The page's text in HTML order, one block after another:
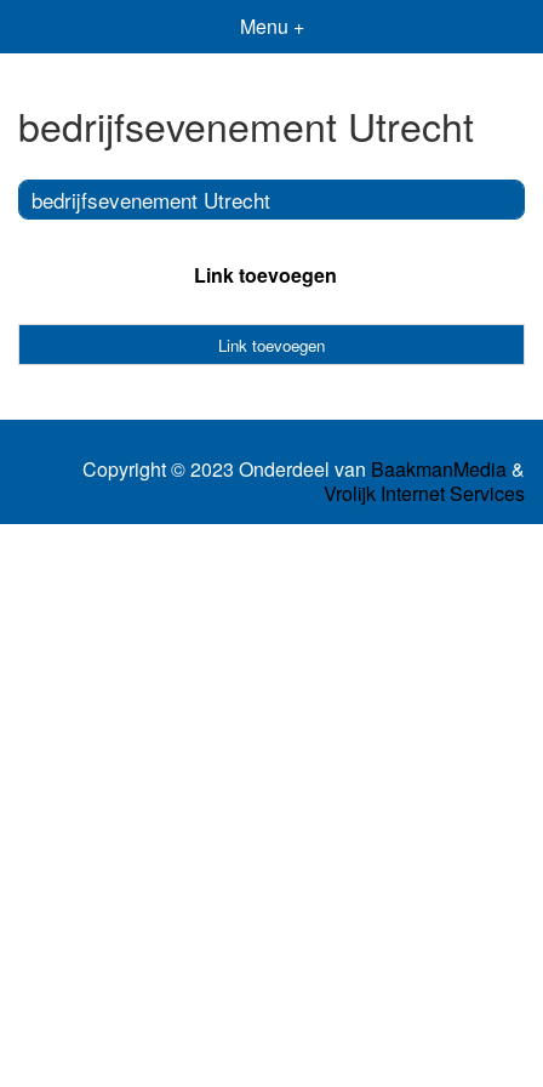
Menu +
bedrijfsevenement Utrecht
bedrijfsevenement Utrecht
Link toevoegen
Link toevoegen
Copyright © 2023 Onderdeel van BaakmanMedia&
Vrolijk Internet Services